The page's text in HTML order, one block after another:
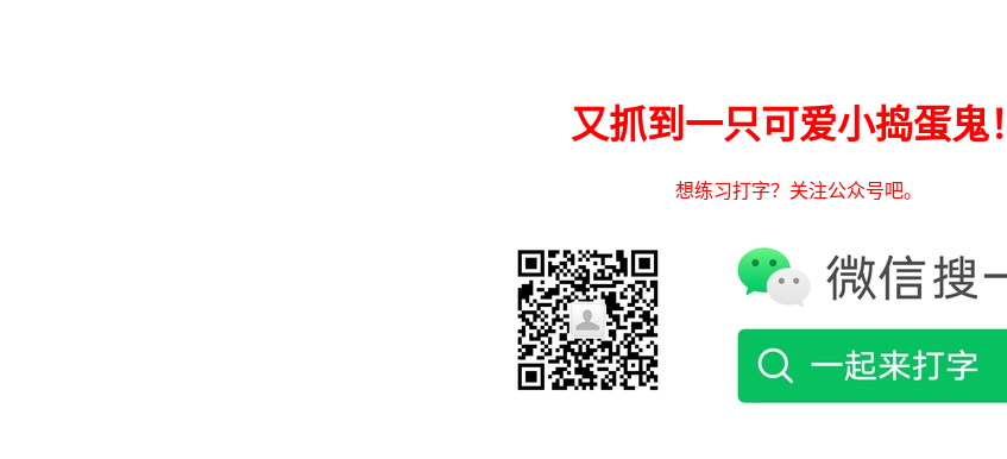
又抓到一只可爱小捣蛋鬼！
想练习打字？关注公众号吧。